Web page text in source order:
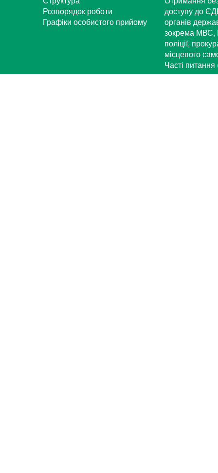
Розпорядок роботи
Графіки особистого прийому
доступу до
органів
зокрема МВС,
поліції,
місцевого
Часті питання